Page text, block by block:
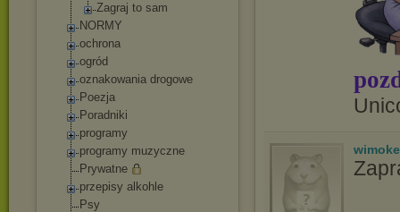
Zagraj to sam
NORMY
ochrona
ogród
oznakowania drogowe
Poezja
Poradniki
programy
programy muzyczne
Prywatne
przepisy alkohle
Psy